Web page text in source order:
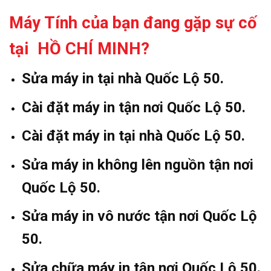
Máy Tính của bạn đang gặp sự cố
tại HỒ CHÍ MINH?
Sửa máy in tại nhà Quốc Lộ 50.
Cài đặt máy in tận nơi Quốc Lộ 50.
Cài đặt máy in tại nhà Quốc Lộ 50.
Sửa máy in không lên nguồn tận nơi
Quốc Lộ 50.
Sửa máy in vô nước tận nơi Quốc Lộ
50.